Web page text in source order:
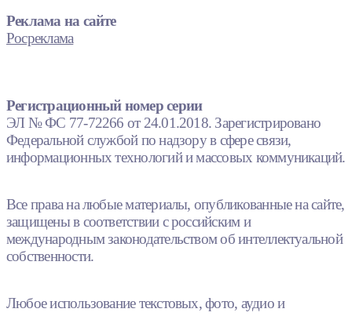
Реклама на сайте
Росреклама
Регистрационный номер серии
ЭЛ № ФС 77-72266 от 24.01.2018. Зарегистрировано
Федеральной службой по надзору в сфере связи,
информационных технологий и массовых коммуникаций.
Все права на любые материалы, опубликованные на сайте,
защищены в соответствии с российским и
международным законодательством об интеллектуальной
собственности.
Любое использование текстовых, фото, аудио и